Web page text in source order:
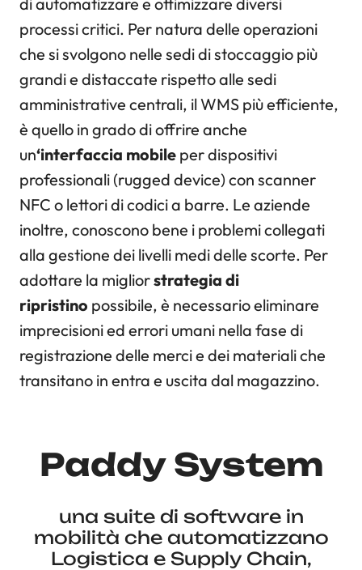
processi critici. Per natura delle operazioni
che si svolgono nelle sedi di stoccaggio più
grandi e distaccate rispetto alle sedi
amministrative centrali, il WMS più efficiente,
è quello in grado di offrire anche
un‘interfaccia mobile per dispositivi
professionali (rugged device) con scanner
NFC o lettori di codici a barre. Le aziende
inoltre, conoscono bene i problemi collegati
alla gestione dei livelli medi delle scorte. Per
adottare la migliorstrategia di
ripristino possibile, è necessario eliminare
imprecisioni ed errori umani nella fase di
registrazione delle merci e dei materiali che
transitano in entra e uscita dal magazzino.
Paddy System
una suite di software in
mobilità che automatizzano
Logistica e Supply Chain,